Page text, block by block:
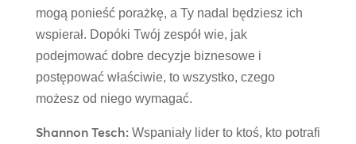
mogą ponieść porażkę, a Ty nadal będziesz ich
wspierał. Dopóki Twój zespół wie, jak
podejmować dobre decyzje biznesowe i
postępować właściwie, to wszystko, czego
możesz od niego wymagać.
Shannon Tesch:Wspaniały lider to ktoś, kto potrafi